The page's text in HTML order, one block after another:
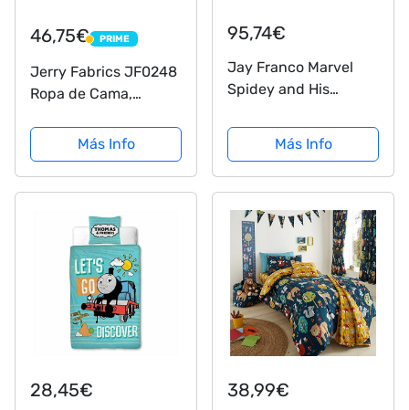
46,75€ PRIME
PRIME
Jerry Fabrics JF0248
Ropa de Cama,
200x140x3 cm
Más Info
95,74€
Jay Franco Marvel
Spidey and His
Team Spidey Manta –
Medidas 46 x 60
pulgadas, ropa de
cama para niños,
forro polar súper
suave resistente a...
Más Info
28,45€ 38,99€